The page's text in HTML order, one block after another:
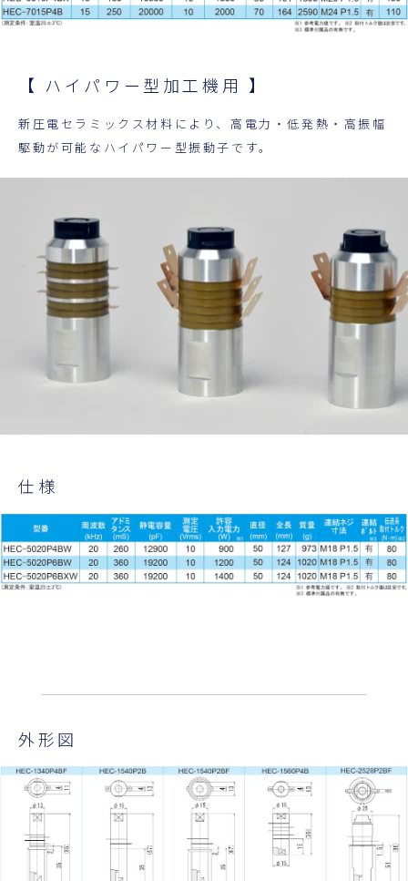
【 ハイパワー型加工機用 】
新圧電セラミックス材料により、高電力・低発熱・高振幅
駆動が可能なハイパワー型振動子です。
仕様
外形図